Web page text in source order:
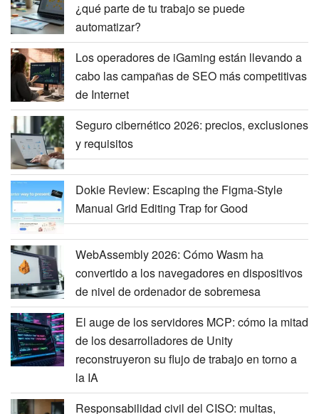
¿qué parte de tu trabajo se puede
automatizar?
Los operadores de iGaming están llevando a
cabo las campañas de SEO más competitivas
de Internet
Seguro cibernético 2026: precios, exclusiones
y requisitos
Dokie Review: Escaping the Figma-Style
Manual Grid Editing Trap for Good
WebAssembly 2026: Cómo Wasm ha
convertido a los navegadores en dispositivos
de nivel de ordenador de sobremesa
El auge de los servidores MCP: cómo la mitad
de los desarrolladores de Unity
reconstruyeron su flujo de trabajo en torno a
la IA
Responsabilidad civil del CISO: multas,